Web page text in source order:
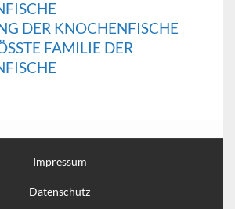
DER KNOCHENFISCHE
FAMILIE DER K
Impressum
Datenschutz